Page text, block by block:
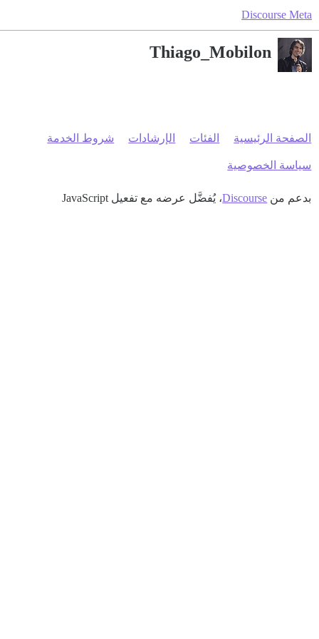
Discourse Meta
Thiago_Mobilon
الصفحة الرئيسية الفئات الإرشادات شروط الخدمة
سياسة الخصوصية
بدعم من Discourse، يُفضَّل عرضه مع تفعيل JavaScript